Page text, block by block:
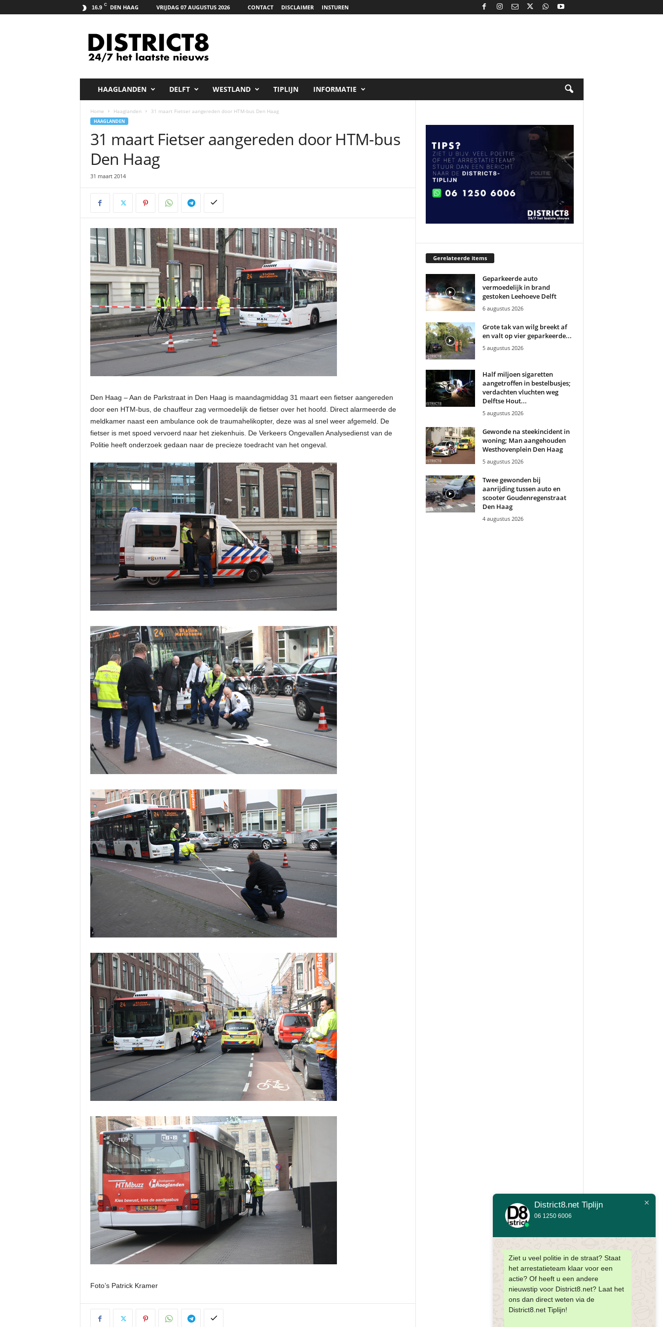
16.9 C DEN HAAG VRIJDAG 07 AUGUSTUS 2026 CONTACT DISCLAIMER INSTUREN
HAAGLANDEN DELFT WESTLAND TIPLIJN INFORMATIE
Home Haaglanden 31 maart Fietser aangereden door HTM-bus Den Haag
HAAGLANDEN
31 maart Fietser aangereden door HTM-bus
Den Haag
31 maart 2014
Den Haag – Aan de Parkstraat in Den Haag is maandagmiddag 31 maart een fietser aangereden
door een HTM-bus, de chauffeur zag vermoedelijk de fietser over het hoofd. Direct alarmeerde de
meldkamer naast een ambulance ook de traumahelikopter, deze was al snel weer afgemeld. De
fietser is met spoed vervoerd naar het ziekenhuis. De Verkeers Ongevallen Analysedienst van de
Politie heeft onderzoek gedaan naar de precieze toedracht van het ongeval.
Foto’s Patrick Kramer
Gerelateerde items
Geparkeerde auto
vermoedelijk in brand
gestoken Leehoeve Delft
6 augustus 2026
Grote tak van wilg breekt af
en valt op vier geparkeerde...
5 augustus 2026
Half miljoen sigaretten
aangetroffen in bestelbusjes;
verdachten vluchten weg
Delftse Hout...
5 augustus 2026
Gewonde na steekincident in
woning; Man aangehouden
Westhovenplein Den Haag
5 augustus 2026
Twee gewonden bij
aanrijding tussen auto en
scooter Goudenregenstraat
Den Haag
4 augustus 2026
District8.net Tiplijn
06 1250 6006
Ziet u veel politie in de straat? Staat
het arrestatieteam klaar voor een
actie? Of heeft u een andere
nieuwstip voor District8.net? Laat het
ons dan direct weten via de
District8.net Tiplijn!